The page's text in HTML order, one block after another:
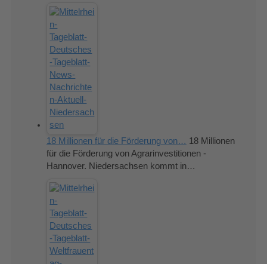
18 Millionen für die Förderung von… 18 Millionen
für die Förderung von Agrarinvestitionen -
Hannover. Niedersachsen kommt in…